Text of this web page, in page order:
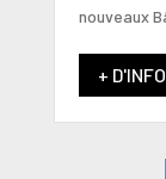
nouveaux
+